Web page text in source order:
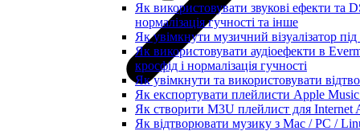
Як використовувати звукові ефекти та
нормалізація гучності та інше
Як увімкнути музичний візуалізатор
Як використовувати аудіоефекти в
кросфід і нормалізація гучності
Як увімкнути та використовувати
Як експортувати плейлисти Apple
Як створити M3U плейлист для
Як відтворювати музику з Mac / PC /